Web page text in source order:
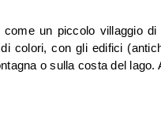
come un piccolo villaggio
colori, con gli edifici
o sulla costa del